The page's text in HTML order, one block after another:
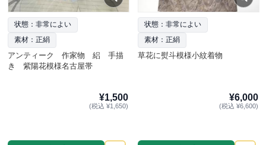
状態：非常によい
素材：正絹
アンティーク 作家物 絽 手描
き 紫陽花模様名古屋帯
¥1,500
(税込 ¥1,650)
状態：非常によい
素材：正絹
草花に熨斗模様小紋着物
¥6,000
(税込 ¥6,600)